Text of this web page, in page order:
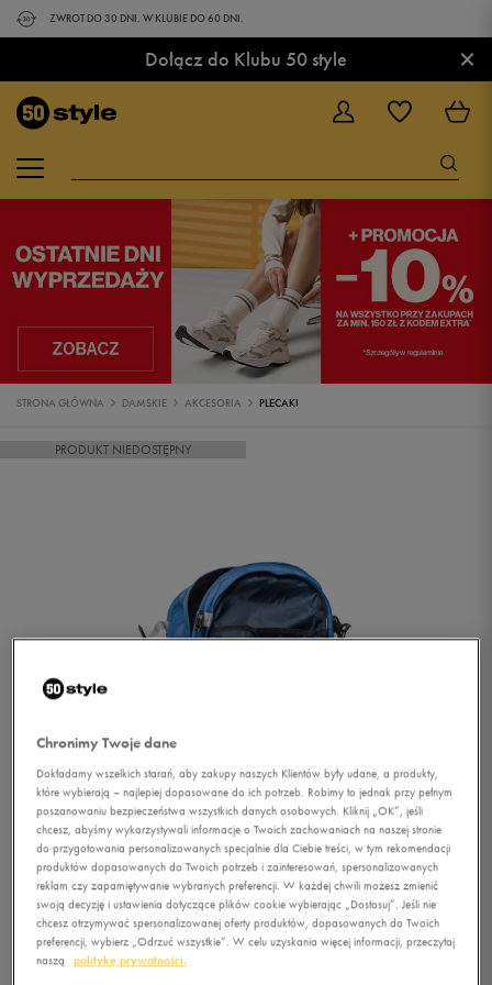
ZWROT DO 30 DNI. W KLUBIE DO 60 DNI.
Dołącz do Klubu 50 style ×
STRONA GŁÓWNA DAMSKIE AKCESORIA PLECAKI
PRODUKT NIEDOSTĘPNY
Chronimy Twoje dane
Dokładamy wszelkich starań, aby zakupy naszych Klientów były udane, a produkty,
które wybierają – najlepiej dopasowane do ich potrzeb. Robimy to jednak przy pełnym
poszanowaniu bezpieczeństwa wszystkich danych osobowych. Kliknij „OK”, jeśli
chcesz, abyśmy wykorzystywali informacje o Twoich zachowaniach na naszej stronie
do przygotowania personalizowanych specjalnie dla Ciebie treści, w tym rekomendacji
produktów dopasowanych do Twoich potrzeb i zainteresowań, spersonalizowanych
reklam czy zapamiętywanie wybranych preferencji. W każdej chwili możesz zmienić
swoją decyzję i ustawienia dotyczące plików cookie wybierając „Dostosuj”. Jeśli nie
chcesz otrzymywać spersonalizowanej oferty produktów, dopasowanych do Twoich
preferencji, wybierz „Odrzuć wszystkie”. W celu uzyskania więcej informacji, przeczytaj
naszą
politykę prywatności.